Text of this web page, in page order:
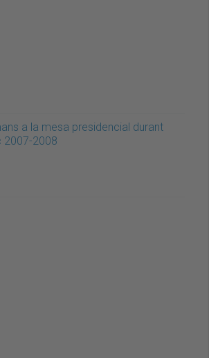
a la mesa presidencial durant
2007-2008